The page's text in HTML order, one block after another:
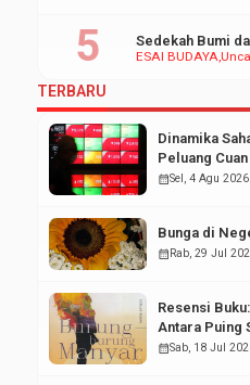
ESAI BUDAYA
Sedekah Bumi
TERBARU
Dinamika
Peluang
Pasar Modal
calendar_monthSel, 4 Agu 2026
Bunga di
calendar_monthRab, 29 Jul
Resensi
Antara Puing
calendar_monthSab, 18 Jul